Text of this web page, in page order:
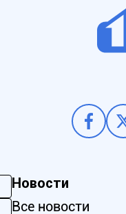
Новости
Все новости